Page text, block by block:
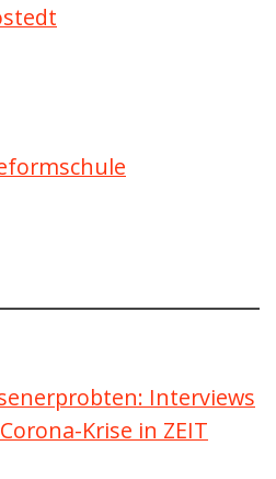
Interviews
Krise in ZEIT